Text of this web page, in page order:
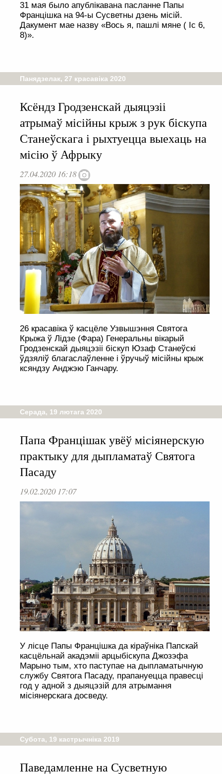
31 мая было апублікавана пасланне Папы
Францішка на 94-ы Сусветны дзень місій.
Дакумент мае назву «Вось я, пашлі мяне ( Іс 6,
8)».
Панядзелак, 27 красавіка 2020
Ксёндз Гродзенскай дыяцэзіі
атрымаў місійны крыж з рук біскупа
Станеўскага і рыхтуецца выехаць на
місію ў Афрыку
27.04.2020 16:18
26 красавіка ў касцёле Узвышэння Святога
Крыжа ў Лідзе (Фара) Генеральны вікарый
Гродзенскай дыяцэзіі біскуп Юзаф Станеўскі
ўдзяліў благаслаўленне і ўручыў місійны крыж
ксяндзу Анджэю Ганчару.
Серада, 19 лютага 2020
Папа Францішак увёў місіянерскую
практыку для дыпламатаў Святога
Пасаду
19.02.2020 17:07
У лісце Папы Францішка да кіраўніка Папскай
касцёльнай акадэміі арцыбіскупа Джозэфа
Марыно тым, хто паступае на дыпламатычную
службу Святога Пасаду, прапануецца правесці
год у адной з дыяцэзій для атрымання
місіянерскага досведу.
Субота, 19 кастрычніка 2019
Паведамленне на Сусветную